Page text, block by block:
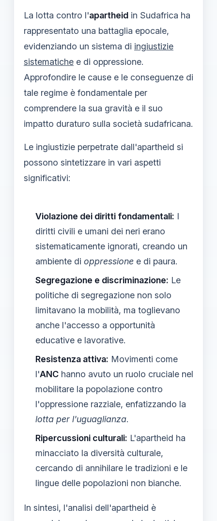
La lotta contro l'apartheid in Sudafrica ha
rappresentato una battaglia epocale,
evidenziando un sistema di ingiustizie
sistematiche e di oppressione.
Approfondire le cause e le conseguenze di
tale regime è fondamentale per
comprendere la sua gravità e il suo
impatto duraturo sulla società sudafricana.
Le ingiustizie perpetrate dall'apartheid si
possono sintetizzare in vari aspetti
significativi:
Violazione dei diritti fondamentali: I
diritti civili e umani dei neri erano
sistematicamente ignorati, creando un
ambiente di oppressione e di paura.
Segregazione e discriminazione: Le
politiche di segregazione non solo
limitavano la mobilità, ma toglievano
anche l'accesso a opportunità
educative e lavorative.
Resistenza attiva: Movimenti come
l'ANC hanno avuto un ruolo cruciale nel
mobilitare la popolazione contro
l'oppressione razziale, enfatizzando la
lotta per l'uguaglianza.
Ripercussioni culturali: L'apartheid ha
minacciato la diversità culturale,
cercando di annihilare le tradizioni e le
lingue delle popolazioni non bianche.
In sintesi, l'analisi dell'apartheid è